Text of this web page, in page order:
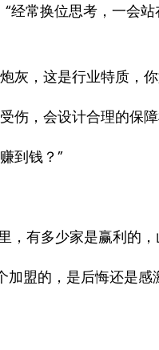
经常换位思考，一会站
灰，这是行业特质，
伤，会设计合理的保
到钱？”
，有多少家是赢利的
盟的，是后悔还是